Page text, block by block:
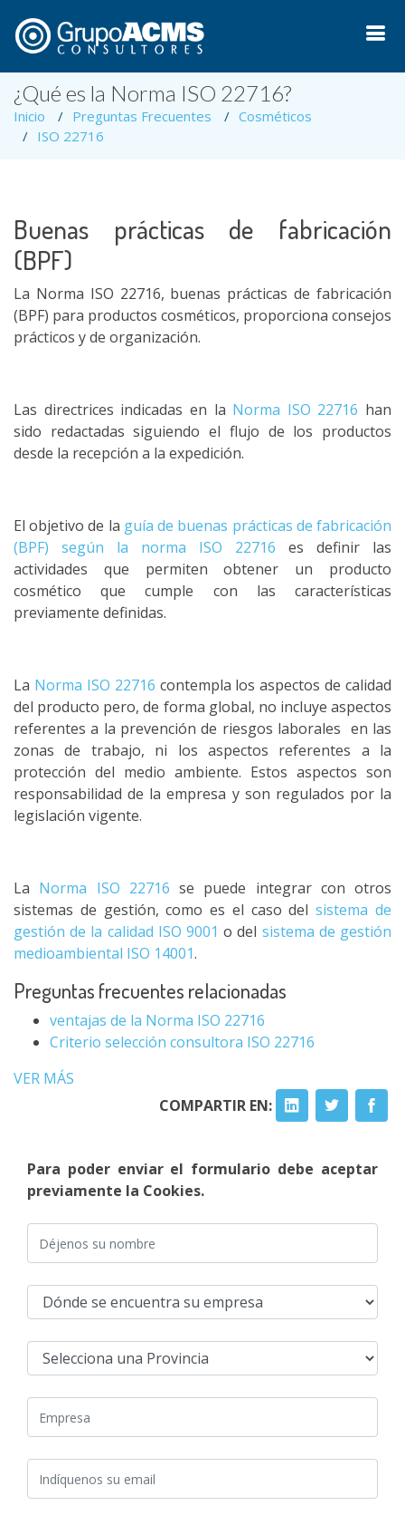
¿Qué es la Norma ISO 22716?
Inicio Preguntas Frecuentes
Cosméticos
ISO 22716
Buenas prácticas de fabricación
(BPF)
La Norma ISO 22716, buenas prácticas de fabricación
(BPF) para productos cosméticos, proporciona consejos
prácticos y de organización.
Las directrices indicadas en la Norma ISO 22716 han
sido redactadas siguiendo el flujo de los productos
desde la recepción a la expedición.
El objetivo de la guía de buenas prácticas de fabricación
(BPF) según la norma ISO 22716 es definir las
actividades que permiten obtener un producto
cosmético que cumple con las características
previamente definidas.
La Norma ISO 22716 contempla los aspectos de calidad
del producto pero, de forma global, no incluye aspectos
referentes a la prevención de riesgos laborales en las
zonas de trabajo, ni los aspectos referentes a la
protección del medio ambiente. Estos aspectos son
responsabilidad de la empresa y son regulados por la
legislación vigente.
La Norma ISO 22716 se puede integrar con otros
sistemas de gestión, como es el caso delsistema de
gestión de la calidad ISO 9001 o del sistema de gestión
medioambiental ISO 14001.
Preguntas frecuentes relacionadas
ventajas de la Norma ISO 22716
Criterio selección consultora ISO 22716
VER MÁS
COMPARTIR EN:
Para poder enviar el formulario debe aceptar
previamente la Cookies.